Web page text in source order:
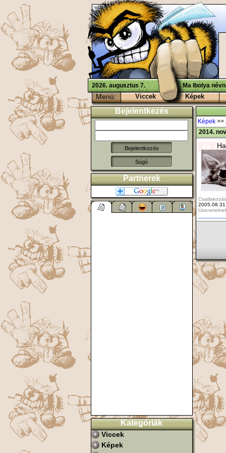
2026. augusztus 7. Ma Ibolya
Menü: Viccek Képek
Bejelentkezés
Súgó
Partnerek
Kategóriák
Viccek
Képek
Képek>>
2014.
2005.08.31